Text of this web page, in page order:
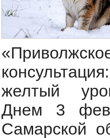
желтый
Днем 3
Самарской